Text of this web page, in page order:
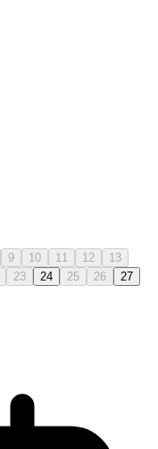
9 10 11 12
13
23 24 25 26
27